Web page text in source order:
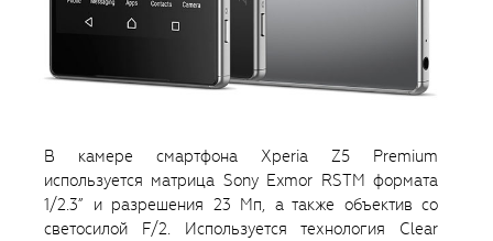
В камере смартфона Xperia Z5 Premium
используется матрица Sony Exmor RSTM формата
1/2.3” и разрешения 23 Мп, а также объектив со
светосилой F/2. Используется технология Clear